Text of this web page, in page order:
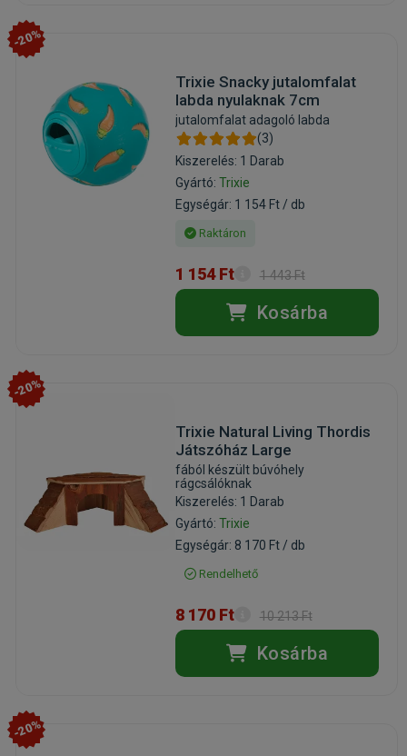
-20%
Trixie Snacky jutalomfalat
labda nyulaknak 7cm
jutalomfalat adagoló labda
(3)
Kiszerelés: 1 Darab
Gyártó: Trixie
Egységár: 1 154 Ft / db
Raktáron
1 154 Ft 1 443 Ft
Kosárba
-20%
Trixie Natural Living Thordis
Játszóház Large
fából készült búvóhely
rágcsálóknak
Kiszerelés: 1 Darab
Gyártó: Trixie
Egységár: 8 170 Ft / db
Rendelhető
8 170 Ft 10 213 Ft
Kosárba
-20%